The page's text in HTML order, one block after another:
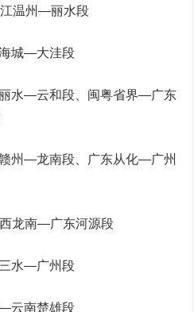
温州—丽水段
城—大洼段
丽水—云和段、闽粤省界—广东
州—龙南段、广东从化—广州
龙南—广东河源段
水—广州段
南楚雄段